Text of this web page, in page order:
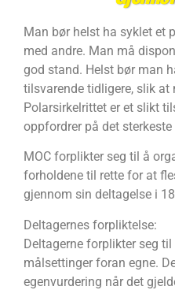
Man bør helst ha syklet et
med andre. Man må
god stand. Helst bør man
tilsvarende tidligere, slik at
Polarsirkelrittet er et slikt
oppfordrer på det
MOC forplikter seg til å
forholdene til rette for at
gjennom sin deltagelse i
Deltagernes forpliktelse:
Deltagerne forplikter seg
målsettinger foran egne.
egenvurdering når det